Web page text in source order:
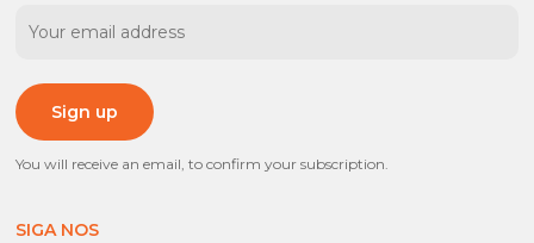
You will receive an email, to confirm your subscription.
SIGA NOS